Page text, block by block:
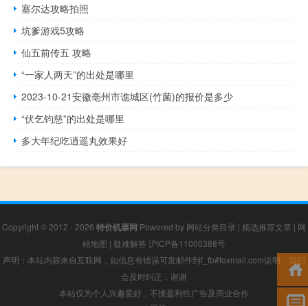
塞尔达攻略拍照
坑爹游戏5攻略
仙五前传五 攻略
“一家人两天”的出处是哪里
2023-10-21安徽亳州市谯城区(竹菌)的报价是多少
“伏乞钧慈”的出处是哪里
多大年纪吃逍遥丸效果好
Copyright © 2012 - 2026 特价机票网 Powered by 网站分类目录 | 精选推荐文章 | 网
站地图 | 疑难解答 沪ICP备11000388号
声明：本站内容来自互联网，如信息有错误可发邮件到f_fb#foxmail.com说明，我们
会及时纠正，谢谢
本站仅为个人兴趣爱好，不接盈利性广告及商业合作